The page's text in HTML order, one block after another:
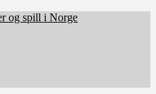
og spill i Norge